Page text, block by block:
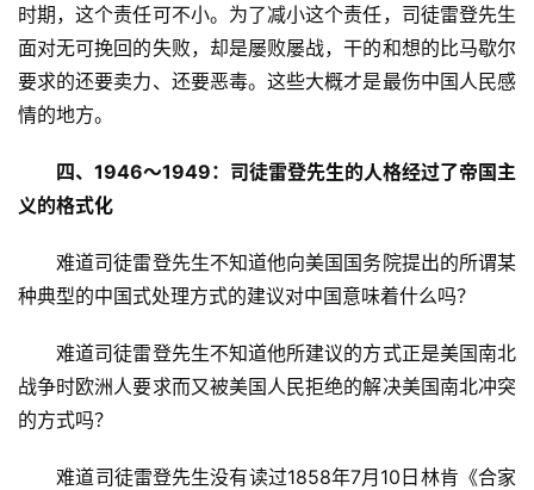
时期，这个责任可不小。为了减小这个责任，司徒雷登先生
面对无可挽回的失败，却是屡败屡战，干的和想的比马歇尔
要求的还要卖力、还要恶毒。这些大概才是最伤中国人民感
情的地方。
四、1946～1949：司徒雷登先生的人格经过了帝国主
义的格式化
难道司徒雷登先生不知道他向美国国务院提出的所谓某
种典型的中国式处理方式的建议对中国意味着什么吗？
难道司徒雷登先生不知道他所建议的方式正是美国南北
战争时欧洲人要求而又被美国人民拒绝的解决美国南北冲突
的方式吗？
难道司徒雷登先生没有读过1858年7月10日林肯《合家